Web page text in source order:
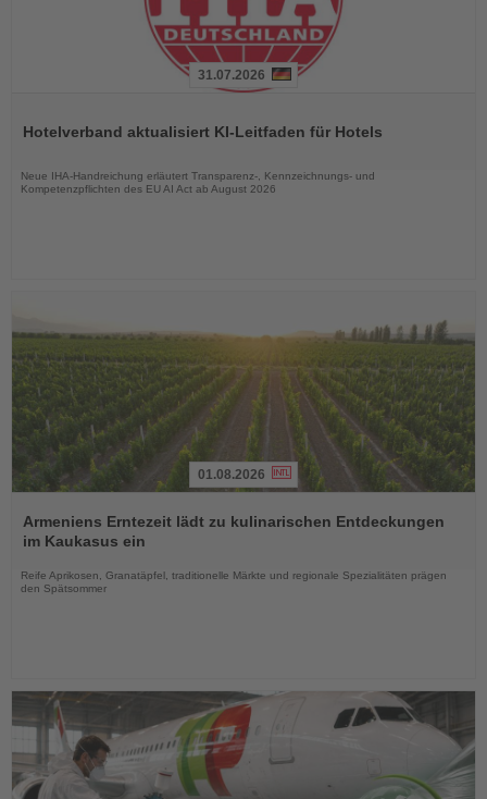
die
31.07.2026
Hotelverband aktualisiert KI-Leitfaden für Hotels
Neue IHA-Handreichung erläutert Transparenz-, Kennzeichnungs- und
Kompetenzpflichten des EU AI Act ab August 2026
Sie
die
01.08.2026
Armeniens Erntezeit lädt zu kulinarischen Entdeckungen
im Kaukasus ein
Reife Aprikosen, Granatäpfel, traditionelle Märkte und regionale Spezialitäten prägen
den Spätsommer